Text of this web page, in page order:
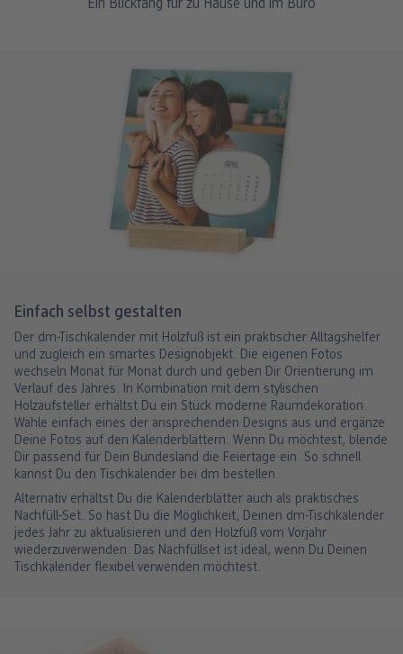
Ein Blickfang für zu Hause und im Büro
Einfach selbst gestalten
Der dm-Tischkalender mit Holzfuß ist ein praktischer Alltagshelfer
und zugleich ein smartes Designobjekt. Die eigenen Fotos
wechseln Monat für Monat durch und geben Dir Orientierung im
Verlauf des Jahres. In Kombination mit dem stylischen
Holzaufsteller erhältst Du ein Stück moderne Raumdekoration.
Wähle einfach eines der ansprechenden Designs aus und ergänze
Deine Fotos auf den Kalenderblättern. Wenn Du möchtest, blende
Dir passend für Dein Bundesland die Feiertage ein. So schnell
kannst Du den Tischkalender bei dm bestellen.
Alternativ erhältst Du die Kalenderblätter auch als praktisches
Nachfüll-Set. So hast Du die Möglichkeit, Deinen dm-Tischkalender
jedes Jahr zu aktualisieren und den Holzfuß vom Vorjahr
wiederzuverwenden. Das Nachfüllset ist ideal, wenn Du Deinen
Tischkalender flexibel verwenden möchtest.